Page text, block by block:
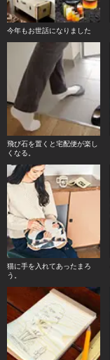
今年もお世話になりました
飛び石を置くと宅配便が楽し
くなる。
猫に手を入れてあったまろ
う。